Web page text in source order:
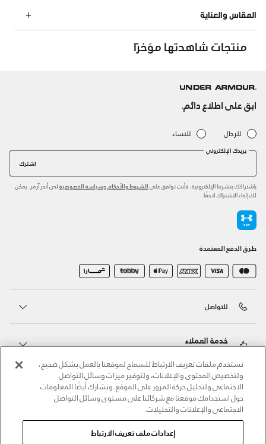
المقاس والعناية
منتجات شاهدتها مؤخرًا
ابق على اطلاع دائم.
للرجال للنساء
بريدك الإلكتروني
اشترك
باشتراكك بنشرتنا الإلكترونية، فأنت توافق على الشروط والأحكام وسياسة الخصوصية لدى أندر آرمر. يمكن
لك إلغاء الاشتراك لاحقًا.
طرق الدفع المعتمدة
للتواصل
خدمة العملاء
حول أندر آرمر
أندر آرمر على الشبكات الاجتماعية
نستخدم ملفات تعريف الارتباط للسماح لموقعنا بالعمل بشكل صحيح،
ولتخصيص المحتوى والإعلانات، ولتوفير ميزات وسائل التواصل
الاجتماعي ولتحليل حركة المرور على الموقع. ونشارك أيضًا المعلومات
حول استخدامك موقعنا مع شركائنا على مستوى وسائل التواصل
الاجتماعي والإعلانات والتحليلات.
إعدادات ملف تعريف الارتباط